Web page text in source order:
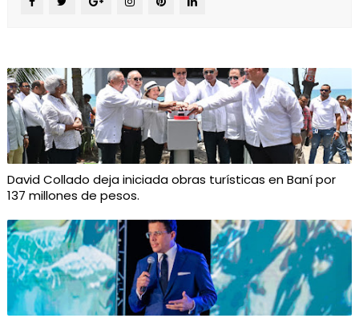
David Collado deja iniciada obras turísticas en Baní por
137 millones de pesos.